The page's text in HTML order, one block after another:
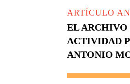
ARTÍCULO
EL ARCHIVO
ACTIVIDAD
ANTONIO